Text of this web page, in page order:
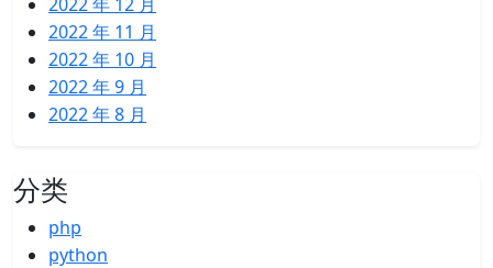
2022 年 11 月
2022 年 10 月
2022 年 9 月
2022 年 8 月
分类
php
python